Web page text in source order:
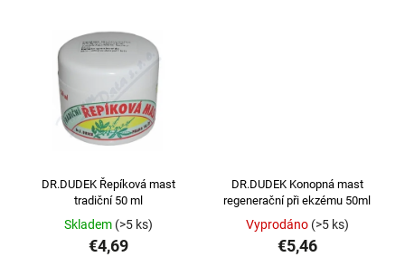
DR.DUDEK Řepíková mast
tradiční 50 ml
Skladem (>5 ks)
€4,69
DR.DUDEK Konopná mast
regenerační při ekzému 50ml
Vyprodáno (>5 ks)
€5,46